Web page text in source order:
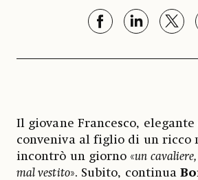
Il giovane Francesco, elegante
conveniva al figlio di un ricco
incontrò un giorno «un
mal vestito». Subito, continua